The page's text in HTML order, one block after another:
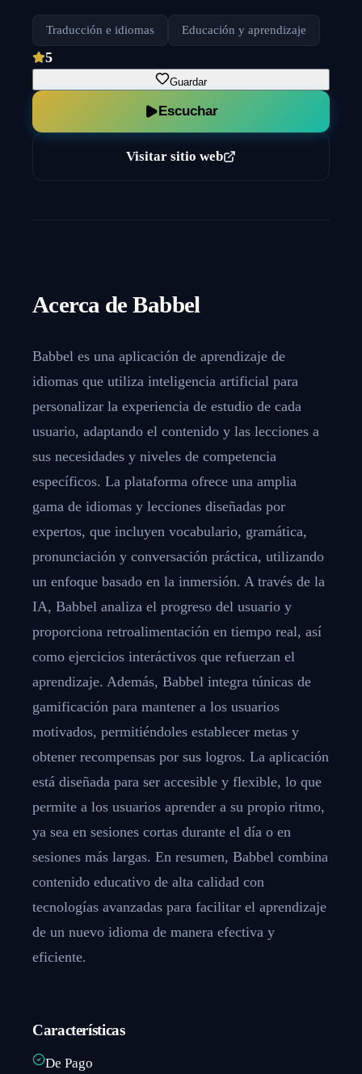
Traducción e idiomas Educación y aprendizaje
5
Guardar
Escuchar
Visitar sitio web
Acerca de Babbel
Babbel es una aplicación de aprendizaje de
idiomas que utiliza inteligencia artificial para
personalizar la experiencia de estudio de cada
usuario, adaptando el contenido y las lecciones a
sus necesidades y niveles de competencia
específicos. La plataforma ofrece una amplia
gama de idiomas y lecciones diseñadas por
expertos, que incluyen vocabulario, gramática,
pronunciación y conversación práctica, utilizando
un enfoque basado en la inmersión. A través de la
IA, Babbel analiza el progreso del usuario y
proporciona retroalimentación en tiempo real, así
como ejercicios interáctivos que refuerzan el
aprendizaje. Además, Babbel integra túnicas de
gamificación para mantener a los usuarios
motivados, permitiéndoles establecer metas y
obtener recompensas por sus logros. La aplicación
está diseñada para ser accesible y flexible, lo que
permite a los usuarios aprender a su propio ritmo,
ya sea en sesiones cortas durante el día o en
sesiones más largas. En resumen, Babbel combina
contenido educativo de alta calidad con
tecnologías avanzadas para facilitar el aprendizaje
de un nuevo idioma de manera efectiva y
eficiente.
Características
De Pago